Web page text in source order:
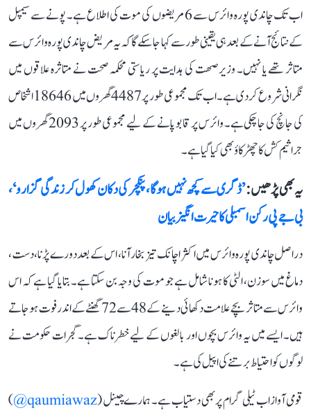
اب تک چاندی پورہ وائرس سے 6 مریضوں کی موت کی اطلاع ہے۔ پونے سے سیمپل
کے نتائج آنے کے بعد ہی یقینی طور سے کہا جا سکے گا کہ یہ مریض چاندی پورہ وائرس سے
متاثر تھے یا نہیں۔ وزیر صھت کی ہدایت پر ریاستی محکمہ صحت نے متاثرہ علاقوں میں
نگرانی شروع کر دی ہے۔ اب تک مجموعی طور پر 4487 گھروں میں 18646 اشخاص
کی جانچ کی جا چکی ہے۔ وائرس پر قابو پانے کے لیے مجموعی طور پر 2093 گھروں میں
جراثیم کش کا چھڑکاؤ بھی کیا گیا ہے۔
یہ بھی پڑھیں :’ڈگری سے کچھ نہیں ہوگا، پنکچر کی دکان کھول کر زندگی گزارو‘،
بی جے پی رکن اسمبلی کا حیرت انگیز بیان
دراصل چاندی پورہ وائرس میں اکثر اچانک تیز بخار آنا، اس کے بعد دورے پڑنا، دست،
دماغ میں سوزن، الٹی کا ہونا شامل ہے جو موت کی وجہ بن سکتا ہے۔ بتایا گیا ہے کہ اس
وائرس سے متاثر بچے علامت دکھائی دینے کے 48 سے 72 گھنٹے کے اندر فوت ہو جاتے
ہیں۔ ایسے میں یہ وائرس بچوں اور بالغوں کے لیے خطرناک ہے۔ گجرات حکومت نے
لوگوں کو احتیاط برتنے کی اپیل کی ہے۔
قومی آواز اب ٹیلی گرام پر بھی دستیاب ہے۔ ہمارے چینل (qaumiawaz@
)